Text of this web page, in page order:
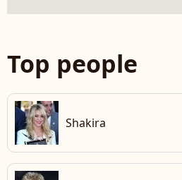
Top people
Shakira